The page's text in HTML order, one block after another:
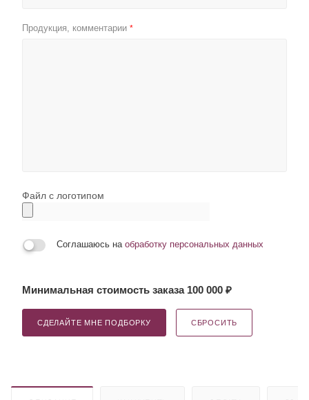
Продукция, комментарии *
Файл с логотипом
Соглашаюсь на обработку персональных данных
Минимальная стоимость заказа 100 000 ₽
СДЕЛАЙТЕ МНЕ ПОДБОРКУ СБРОСИТЬ